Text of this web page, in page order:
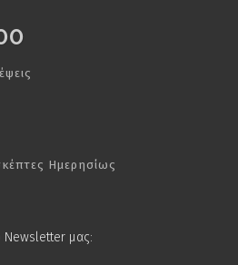
Ημερησίως
Newsletter μας: